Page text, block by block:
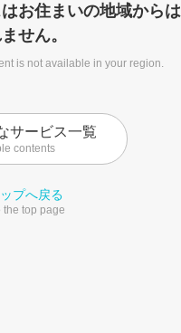
お住まいの地域からは
せん。
is not available in your region.
サービス一覧
contents
プへ戻る
the top page